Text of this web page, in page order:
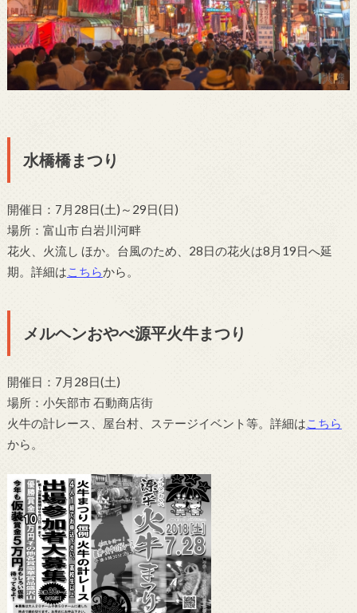
水橋橋まつり
開催日：7月28日(土)～29日(日)
場所：富山市 白岩川河畔
花火、火流し ほか。台風のため、28日の花火は8月19日へ延
期。詳細はこちらから。
メルヘンおやべ源平火牛まつり
開催日：7月28日(土)
場所：小矢部市 石動商店街
火牛の計レース、屋台村、ステージイベント等。詳細はこちら
から。